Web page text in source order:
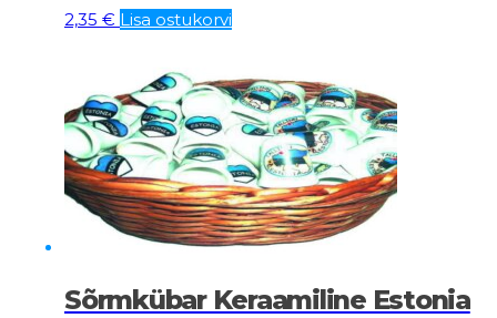
2,35 € Lisa ostukorvi
Sõrmkübar Keraamiline Estonia